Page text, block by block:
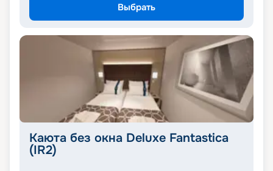
Выбрать
Каюта без окна Deluxe Fantastica
(IR2)